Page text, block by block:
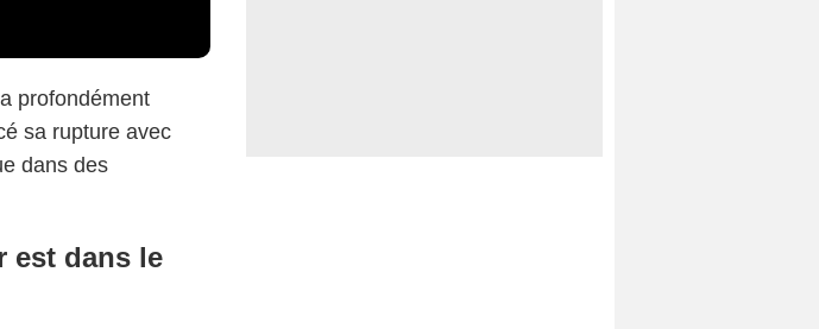
profondément
sa rupture avec
dans des
est dans le